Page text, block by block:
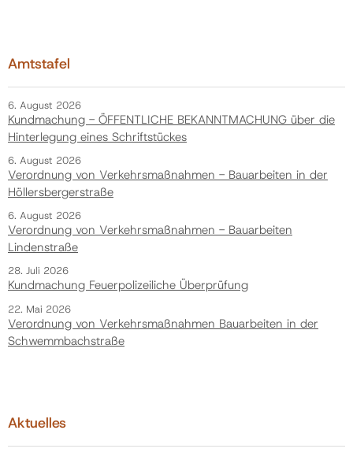
Amtstafel
6. August 2026
Kundmachung - ÖFFENTLICHE BEKANNTMACHUNG über die
Hinterlegung eines Schriftstückes
6. August 2026
Verordnung von Verkehrsmaßnahmen - Bauarbeiten in der
Höllersbergerstraße
6. August 2026
Verordnung von Verkehrsmaßnahmen - Bauarbeiten
Lindenstraße
28. Juli 2026
Kundmachung Feuerpolizeiliche Überprüfung
22. Mai 2026
Verordnung von Verkehrsmaßnahmen Bauarbeiten in der
Schwemmbachstraße
Aktuelles